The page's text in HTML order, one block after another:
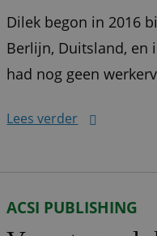
Dilek begon in 2016
Berlijn, Duitsland, en
had nog geen
Lees verder
ACSI PUBLISHING